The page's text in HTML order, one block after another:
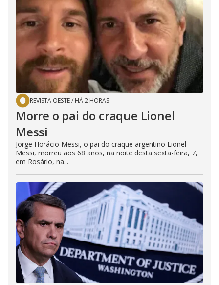
REVISTA OESTE/ HÁ 2 HORAS
Morre o pai do craque Lionel
Messi
Jorge Horácio Messi, o pai do craque argentino Lionel
Messi, morreu aos 68 anos, na noite desta sexta-feira, 7,
em Rosário, na...